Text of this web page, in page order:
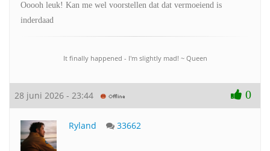
Ooooh leuk! Kan me wel voorstellen dat dat vermoeiend is
inderdaad
It finally happened - I'm slightly mad! ~ Queen
28 juni 2026 - 23:44 0
Ryland 33662